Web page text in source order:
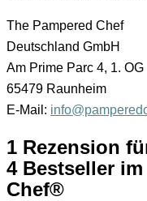
The Pampered Chef
Deutschland GmbH
Am Prime Parc 4, 1. OG
65479 Raunheim
E-Mail:
1 Rezension
4 Bestseller
Chef®